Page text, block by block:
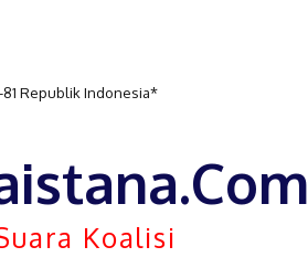
Republik Indonesia*
untuk Warga
Koalisi